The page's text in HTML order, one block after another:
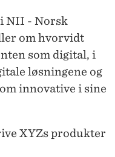
NII - Norsk
om hvorvidt
som digital, i
løsningene og
innovative i sine
XYZs produkter